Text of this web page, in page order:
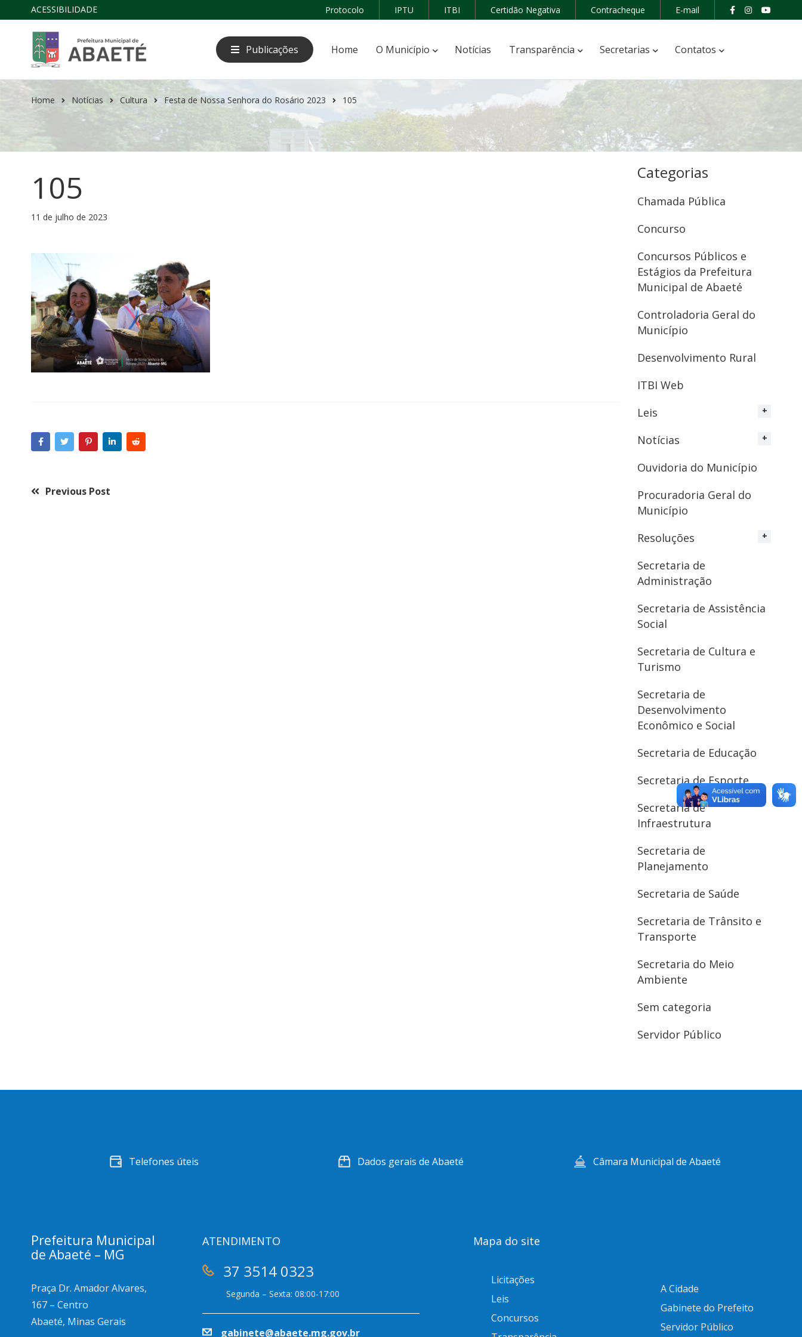
ACESSIBILIDADE Protocolo IPTU ITBI Certidão Negativa Contracheque E-mail
Publicações Home O Município Notícias Transparência Secretarias Contatos
Home Notícias Cultura Festa de Nossa Senhora do Rosário 2023 105
105
11 de julho de 2023
Previous Post
Categorias
Chamada Pública
Concurso
Concursos Públicos e
Estágios da Prefeitura
Municipal de Abaeté
Controladoria Geral do
Município
Desenvolvimento Rural
ITBI Web
Leis
Notícias
Ouvidoria do Município
Procuradoria Geral do
Município
Resoluções
Secretaria de
Administração
Secretaria de Assistência
Social
Secretaria de Cultura e
Turismo
Secretaria de
Desenvolvimento
Econômico e Social
Secretaria de Educação
Secretaria de Esporte
Secretaria de
Infraestrutura
Secretaria de
Planejamento
Secretaria de Saúde
Secretaria de Trânsito e
Transporte
Secretaria do Meio
Ambiente
Sem categoria
Servidor Público
Telefones úteis Dados gerais de Abaeté Câmara Municipal de Abaeté
Prefeitura Municipal
de Abaeté – MG
Praça Dr. Amador Alvares,
167 – Centro
Abaeté, Minas Gerais
ATENDIMENTO
37 3514 0323
Segunda – Sexta: 08:00-17:00
gabinete@abaete.mg.gov.br
Mapa do site
Licitações
Leis
Concursos
A Cidade
Gabinete do Prefeito
Servidor Público